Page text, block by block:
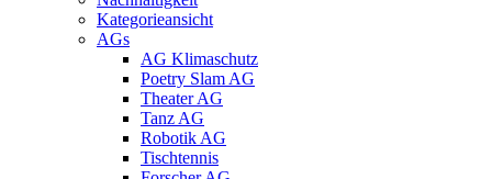
Kategorieansicht
AGs
AG Klimaschutz
Poetry Slam AG
Theater AG
Tanz AG
Robotik AG
Tischtennis